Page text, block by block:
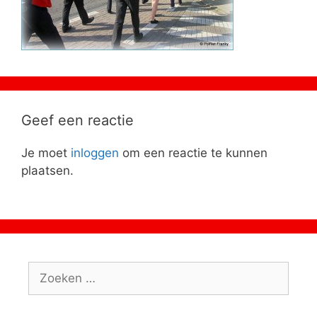
Geef een reactie
Je moet inloggen om een reactie te kunnen
plaatsen.
naar: